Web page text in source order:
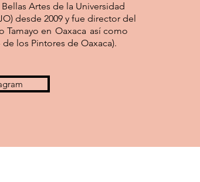
Artes de la Universidad
desde 2009 y fue director del
Tamayo en Oaxaca así como
los Pintores de Oaxaca).